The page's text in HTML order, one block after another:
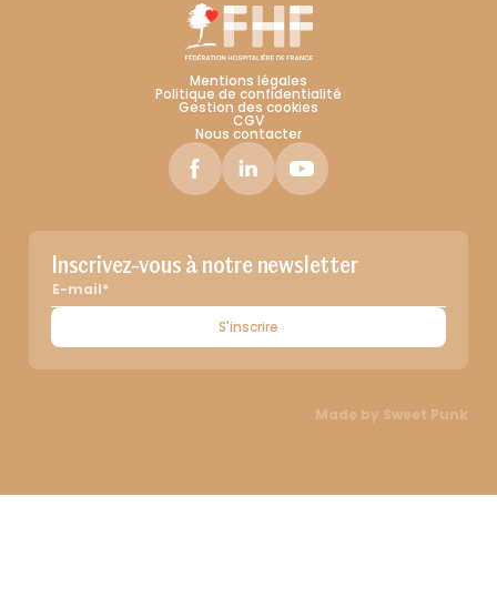
Mentions légales
Politique de confidentialité
Gestion des cookies
CGV
Nous contacter
Inscrivez-vous à notre newsletter
S'inscrire
Made by Sweet Punk